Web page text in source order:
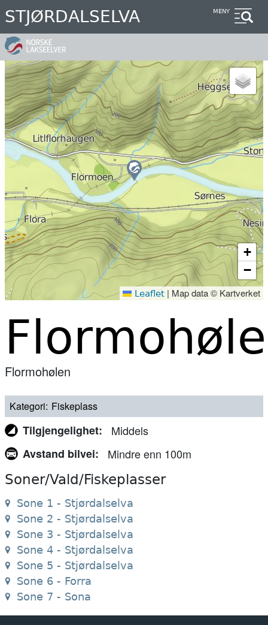
Hopp
til
hovedinnhold
STJØRDALSELVA MENY
+
−
Leaflet | Map data © Kartverket
Flormohølen
Kategori Fiskeplass
Tilgjengelighet
Middels
Avstand bilvei
Mindre enn 100m
Soner/Vald/Fiskeplasser
Sone 1 - Stjørdalselva
Sone 2 - Stjørdalselva
Sone 3 - Stjørdalselva
Sone 4 - Stjørdalselva
Sone 5 - Stjørdalselva
Sone 6 - Forra
Sone 7 - Sona